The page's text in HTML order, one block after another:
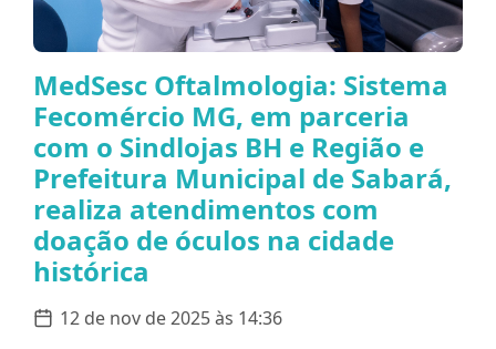
MedSesc Oftalmologia: Sistema
Fecomércio MG, em parceria
com o Sindlojas BH e Região e
Prefeitura Municipal de Sabará,
realiza atendimentos com
doação de óculos na cidade
histórica
12 de nov de 2025 às 14:36